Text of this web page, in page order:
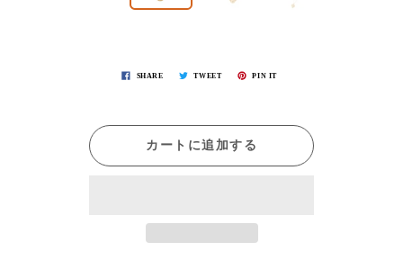
SHARE TWEET PIN IT
カートに追加する